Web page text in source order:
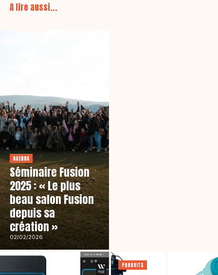
A lire aussi...
AGENDA
Séminaire Fusion
2025 : « Le plus
beau salon Fusion
depuis sa
création »
02/02/2026
PRODUITS
nouvelle